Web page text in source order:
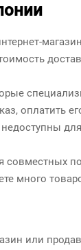
оплатить
много
или